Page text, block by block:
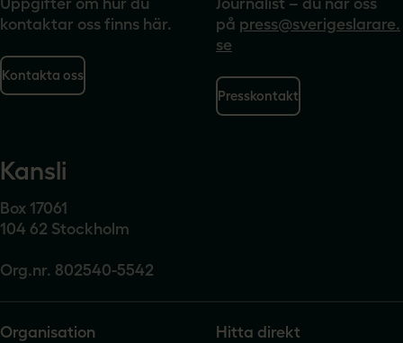
Uppgifter om hur du
kontaktar oss finns här.
Kontakta oss
Journalist – du når oss
på press@sverigeslarare.
se
Presskontakt
Kansli
Box 17061
104 62 Stockholm
Org.nr. 802540-5542
Organisation
Hitta direkt